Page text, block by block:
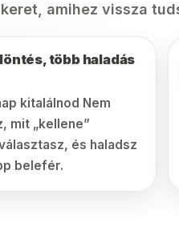
amihez vissza
több haladás
kitalálnod Nem
mit „kellene”
és haladsz
belefér.